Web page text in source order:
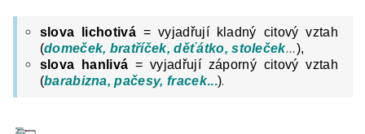
slova lichotivá= vyjadřují kladný citový vztah
(domeček, bratříček, děťátko, stoleček...),
slova hanlivá = vyjadřují záporný citovývztah
(barabizna, pačesy, fracek...).